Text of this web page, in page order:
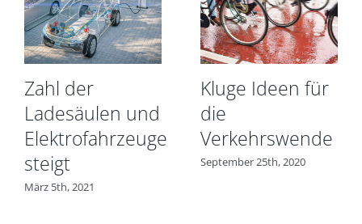
Zahl der
Ladesäulen und
Elektrofahrzeuge
steigt
März 5th, 2021
Kluge Ideen für
die
Verkehrswende
September 25th, 2020